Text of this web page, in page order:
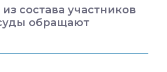
состава участников
обращают